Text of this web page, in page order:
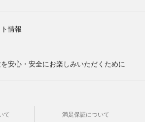
情報
安心・安全にお楽しみいただくために
て
満足保証について